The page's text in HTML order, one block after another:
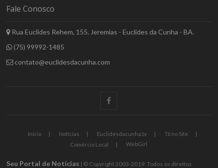
Fale Conosco
Rua Euclides Rehem, 155. Jeremias - Euclides da Cunha - BA.
(75) 99992-1485
contato@euclidesdacunha.com
facebook
Início Notícias Euclidesdacunha.tv
Tô no Site
Comércio Local
WebGirl
Seu Portal de Notícias | © Copyright 2003-2019. Todos os direitos